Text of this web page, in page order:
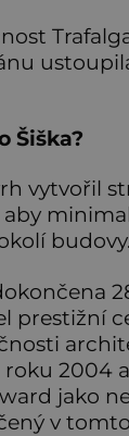
Šiška?
vytvořil
aby
budovy.
prestižní
roku 2004
jako
v